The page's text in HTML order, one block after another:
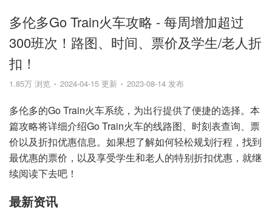
多伦多Go Train火车攻略 - 每周增加超过
300班次！路图、时间、票价及学生/老人折
扣！
1.85万 浏览 2024-04-15 更新 2023-08-14 发布
多伦多的Go Train火车系统，为出行提供了便捷的选择。本
篇攻略将详细介绍Go Train火车的线路图、时刻表查询、票
价以及折扣优惠信息。如果想了解如何轻松规划行程，找到
最优惠的票价，以及享受学生和老人的特别折扣优惠，就继
续阅读下去吧！
最新资讯